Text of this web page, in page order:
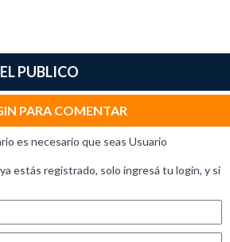
PUBLICO
PARA COMENTAR
es necesario que seas Usuario
estás registrado, solo ingresá tu login, y si